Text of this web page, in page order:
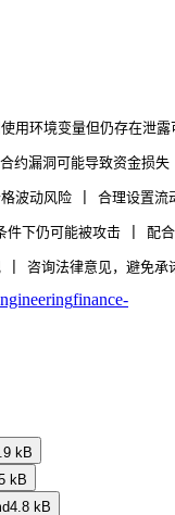
环境变量但仍存在泄
漏洞可能导致资金损
波动风险 | 合理设置流
下仍可能被攻击 | 配
咨询法律意见，避免
finance-
kB
kB
4.8 kB